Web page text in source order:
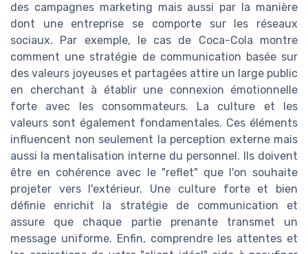
des campagnes marketing mais aussi par la manière
dont une entreprise se comporte sur les réseaux
sociaux. Par exemple, le cas de Coca-Cola montre
comment une stratégie de communication basée sur
des valeurs joyeuses et partagées attire un large public
en cherchant à établir une connexion émotionnelle
forte avec les consommateurs. La culture et les
valeurs sont également fondamentales. Ces éléments
influencent non seulement la perception externe mais
aussi la mentalisation interne du personnel. Ils doivent
être en cohérence avec le "reflet" que l'on souhaite
projeter vers l'extérieur. Une culture forte et bien
définie enrichit la stratégie de communication et
assure que chaque partie prenante transmet un
message uniforme. Enfin, comprendre les attentes et